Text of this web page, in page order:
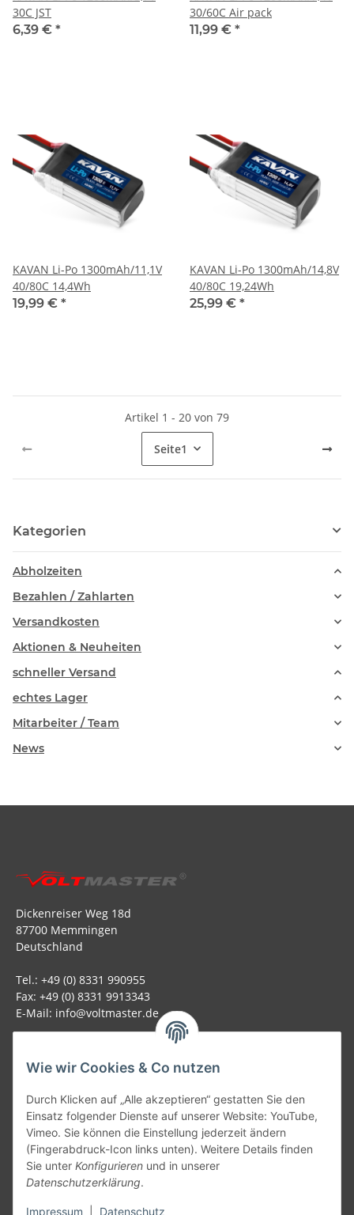
Wie wir Cookies & Co nutzen
Durch Klicken auf „Alle akzeptieren“ gestatten Sie den
Einsatz folgender Dienste auf unserer Website: YouTube,
Vimeo. Sie können die Einstellung jederzeit ändern
(Fingerabdruck-Icon links unten). Weitere Details finden
Sie unter Konfigurieren und in unserer
Datenschutzerklärung.
Impressum Datenschutz
30C JST
6,39 € *
30/60C Air pack
11,99 € *
KAVAN Li-Po 1300mAh/11,1V
40/80C 14,4Wh
19,99 € *
KAVAN Li-Po 1300mAh/14,8V
40/80C 19,24Wh
25,99 € *
Artikel 1 - 20 von 79
Seite1
Kategorien
Abholzeiten
Bezahlen / Zahlarten
Versandkosten
Aktionen & Neuheiten
schneller Versand
echtes Lager
Mitarbeiter / Team
News
Dickenreiser Weg 18d
87700 Memmingen
Deutschland
Tel.: +49 (0) 8331 990955
Fax: +49 (0) 8331 9913343
E-Mail: info@voltmaster.de
Allgemein
Teil unseres Netzwerks:
SmoliTec - Safety. Simplified. Worldwide. ( B2B Shop )